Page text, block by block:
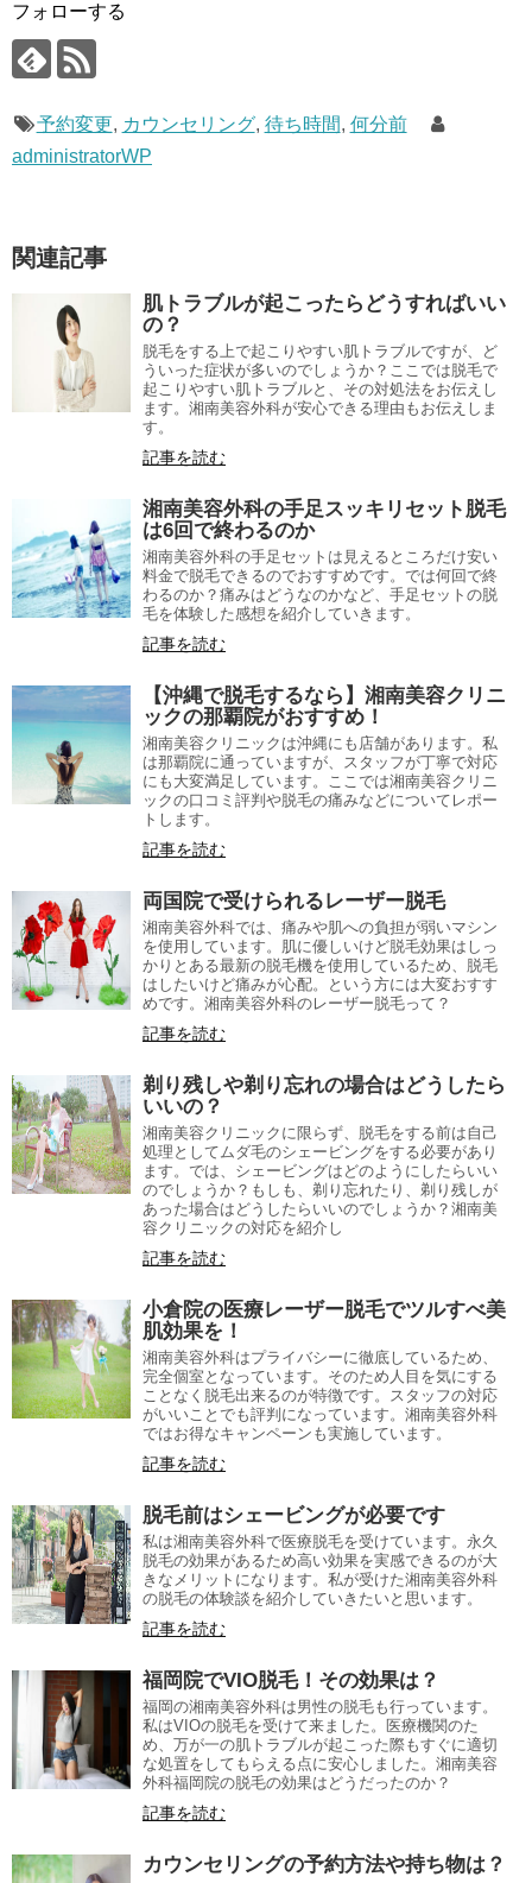
フォローする
予約変更, カウンセリング, 待ち時間, 何分前
administratorWP
関連記事
肌トラブルが起こったらどうすればいい
の？
脱毛をする上で起こりやすい肌トラブルですが、ど
ういった症状が多いのでしょうか？ここでは脱毛で
起こりやすい肌トラブルと、その対処法をお伝えし
ます。湘南美容外科が安心できる理由もお伝えしま
す。
記事を読む
湘南美容外科の手足スッキリセット脱毛
は6回で終わるのか
湘南美容外科の手足セットは見えるところだけ安い
料金で脱毛できるのでおすすめです。では何回で終
わるのか？痛みはどうなのかなど、手足セットの脱
毛を体験した感想を紹介していきます。
記事を読む
【沖縄で脱毛するなら】湘南美容クリニ
ックの那覇院がおすすめ！
湘南美容クリニックは沖縄にも店舗があります。私
は那覇院に通っていますが、スタッフが丁寧で対応
にも大変満足しています。ここでは湘南美容クリニ
ックの口コミ評判や脱毛の痛みなどについてレポー
トします。
記事を読む
両国院で受けられるレーザー脱毛
湘南美容外科では、痛みや肌への負担が弱いマシン
を使用しています。肌に優しいけど脱毛効果はしっ
かりとある最新の脱毛機を使用しているため、脱毛
はしたいけど痛みが心配。という方には大変おすす
めです。湘南美容外科のレーザー脱毛って？
記事を読む
剃り残しや剃り忘れの場合はどうしたら
いいの？
湘南美容クリニックに限らず、脱毛をする前は自己
処理としてムダ毛のシェービングをする必要があり
ます。では、シェービングはどのようにしたらいい
のでしょうか？もしも、剃り忘れたり、剃り残しが
あった場合はどうしたらいいのでしょうか？湘南美
容クリニックの対応を紹介し
記事を読む
小倉院の医療レーザー脱毛でツルすべ美
肌効果を！
湘南美容外科はプライバシーに徹底しているため、
完全個室となっています。そのため人目を気にする
ことなく脱毛出来るのが特徴です。スタッフの対応
がいいことでも評判になっています。湘南美容外科
ではお得なキャンペーンも実施しています。
記事を読む
脱毛前はシェービングが必要です
私は湘南美容外科で医療脱毛を受けています。永久
脱毛の効果があるため高い効果を実感できるのが大
きなメリットになります。私が受けた湘南美容外科
の脱毛の体験談を紹介していきたいと思います。
記事を読む
福岡院でVIO脱毛！その効果は？
福岡の湘南美容外科は男性の脱毛も行っています。
私はVIOの脱毛を受けて来ました。医療機関のた
め、万が一の肌トラブルが起こった際もすぐに適切
な処置をしてもらえる点に安心しました。湘南美容
外科福岡院の脱毛の効果はどうだったのか？
記事を読む
カウンセリングの予約方法や持ち物は？